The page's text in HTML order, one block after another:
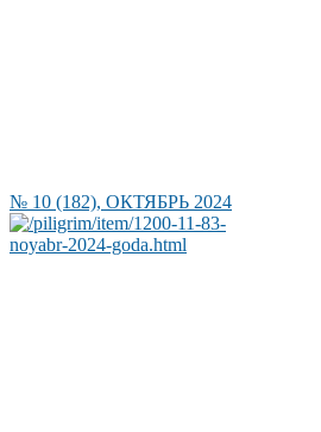
№ 10 (182), ОКТЯБРЬ 2024